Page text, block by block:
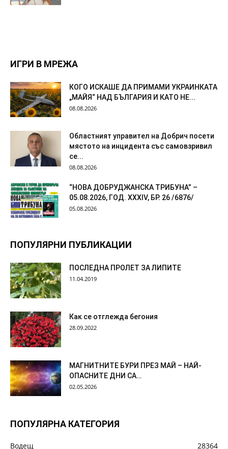
ИГРИ В МРЕЖА
КОГО ИСКАШЕ ДА ПРИМАМИ УКРАИНКАТА
„МАЙЯ“ НАД БЪЛГАРИЯ И КАТО НЕ...
08.08.2026
Областният управител на Добрич посети
мястото на инцидента със самовзривил
се...
08.08.2026
“НОВА ДОБРУДЖАНСКА ТРИБУНА” –
05.08.2026, ГОД. XXХIV, БР. 26 /6876/
05.08.2026
ПОПУЛЯРНИ ПУБЛИКАЦИИ
ПОСЛЕДНА ПРОЛЕТ ЗА ЛИПИТЕ
11.04.2019
Как се отглежда бегония
28.09.2022
МАГНИТНИТЕ БУРИ ПРЕЗ МАЙ – НАЙ-
ОПАСНИТЕ ДНИ СА…
02.05.2026
ПОПУЛЯРНА КАТЕГОРИЯ
Водещ
28364